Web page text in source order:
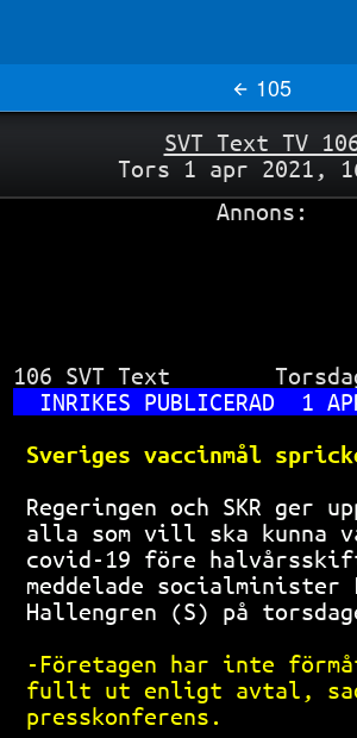
SVT Text TV
Tors 1 apr 2021,
Annons:
106 SVT Text
INRIKES
Sveriges
Regeringen och SKR ger
alla som vill ska kunna
covid-19 före
meddelade
Hallengren (S) på
-Företagen har inte
fullt ut enligt avtal,
105